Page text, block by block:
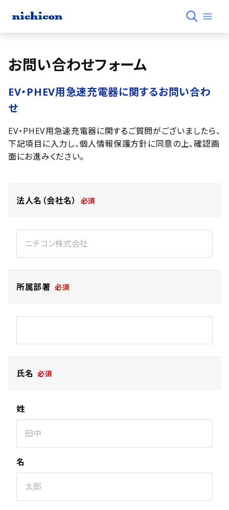
お問い合わせフォーム
EV・PHEV用急速充電器に関するお問い合わ
せ
EV・PHEV用急速充電器に関するご質問がございましたら、
下記項目に入力し、個人情報保護方針に同意の上、確認画
面にお進みください。
法人名（会社名）
所属部署
氏名
姓
名